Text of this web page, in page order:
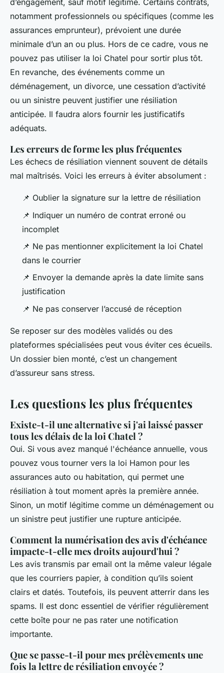
d’engagement, sauf motif légitime. Certains contrats,
notamment professionnels ou spécifiques (comme les
assurances emprunteur), prévoient une durée
minimale d’un an ou plus. Hors de ce cadre, vous ne
pouvez pas utiliser la loi Chatel pour sortir plus tôt.
En revanche, des événements comme un
déménagement, un divorce, une cessation d’activité
ou un sinistre peuvent justifier une résiliation
anticipée. Il faudra alors fournir les justificatifs
adéquats.
Les erreurs de forme les plus fréquentes
Les échecs de résiliation viennent souvent de détails
mal maîtrisés. Voici les erreurs à éviter absolument :
📌 Oublier la signature sur la lettre de résiliation
📌 Indiquer un numéro de contrat erroné ou
incomplet
📌 Ne pas mentionner explicitement la loi Chatel
dans le courrier
📌 Envoyer la demande après la date limite sans
justification
📌 Ne pas conserver l’accusé de réception
Se reposer sur des modèles validés ou des
plateformes spécialisées peut vous éviter ces écueils.
Un dossier bien monté, c’est un changement
d’assureur sans stress.
Les questions les plus fréquentes
Existe-t-il une alternative si j'ai laissé passer
tous les délais de la loi Chatel ?
Oui. Si vous avez manqué l'échéance annuelle, vous
pouvez vous tourner vers la loi Hamon pour les
assurances auto ou habitation, qui permet une
résiliation à tout moment après la première année.
Sinon, un motif légitime comme un déménagement ou
un sinistre peut justifier une rupture anticipée.
Comment la numérisation des avis d'échéance
impacte-t-elle mes droits aujourd'hui ?
Les avis transmis par email ont la même valeur légale
que les courriers papier, à condition qu’ils soient
clairs et datés. Toutefois, ils peuvent atterrir dans les
spams. Il est donc essentiel de vérifier régulièrement
cette boîte pour ne pas rater une notification
importante.
Que se passe-t-il pour mes prélèvements une
fois la lettre de résiliation envoyée ?